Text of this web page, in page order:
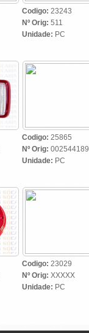
Codigo: 23243
Nº Orig: 511
Unidade: PC
Codigo: 25865
Nº Orig:
Unidade: PC
Codigo: 23029
Nº Orig: XXXXX
Unidade: PC